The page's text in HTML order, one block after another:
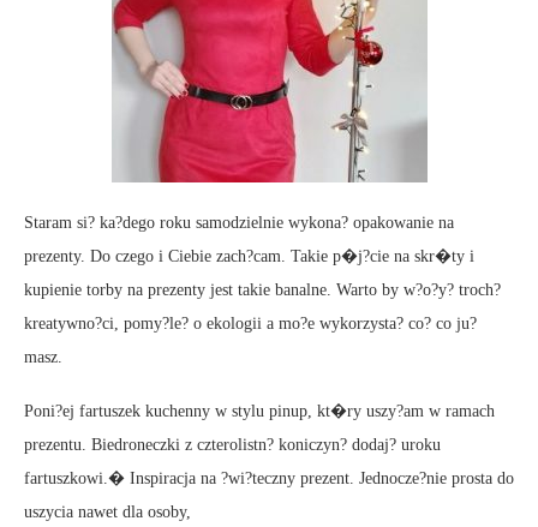
Staram si? ka?dego roku samodzielnie wykona? opakowanie na
prezenty. Do czego i Ciebie zach?cam. Takie p�j?cie na skr�ty i
kupienie torby na prezenty jest takie banalne. Warto by w?o?y? troch?
kreatywno?ci, pomy?le? o ekologii a mo?e wykorzysta? co? co ju?
masz.
Poni?ej fartuszek kuchenny w stylu pinup, kt�ry uszy?am w ramach
prezentu. Biedroneczki z czterolistn? koniczyn? dodaj? uroku
fartuszkowi.� Inspiracja na ?wi?teczny prezent. Jednocze?nie prosta do
uszycia nawet dla osoby,